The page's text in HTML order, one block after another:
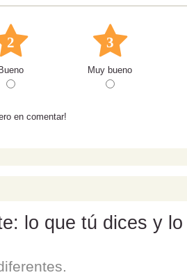
2 3
Muy bueno
en comentar!
lo que tú dices y